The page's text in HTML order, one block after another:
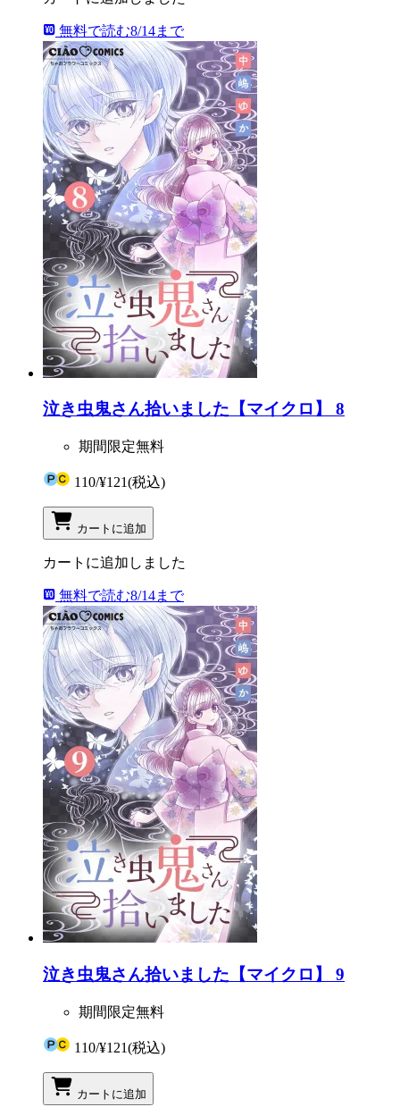
無料で読む8/14まで
泣き虫鬼さん拾いました【マイクロ】 8
期間限定無料
110/¥121(税込)
カートに追加
カートに追加しました
無料で読む8/14まで
泣き虫鬼さん拾いました【マイクロ】 9
期間限定無料
110/¥121(税込)
カートに追加